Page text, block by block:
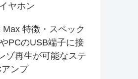
ヤホン
特徴・スペック
PCのUSB端子に接
ゾ再生が可能なステ
ンプ